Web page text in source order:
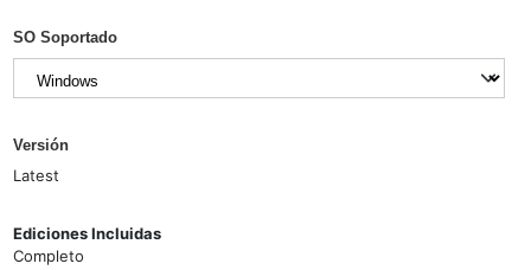
SO Soportado
Versión
Latest
Ediciones Incluidas
Completo